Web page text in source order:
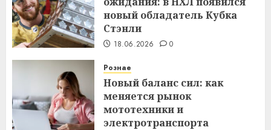
новый обладатель Кубка
Стэнли
18.06.2026 0
Рознае
Новый баланс сил: как
меняется рынок
мототехники и
электротранспорта